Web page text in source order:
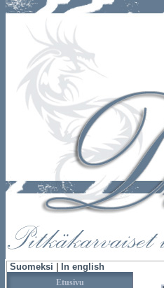
Suomeksi In english
Etusivu